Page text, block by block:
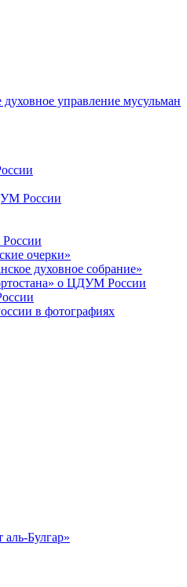
духовное управление мусульман
России
очерки»
духовное собрание»
о ЦДУМ России
в фотографиях
Булгар»